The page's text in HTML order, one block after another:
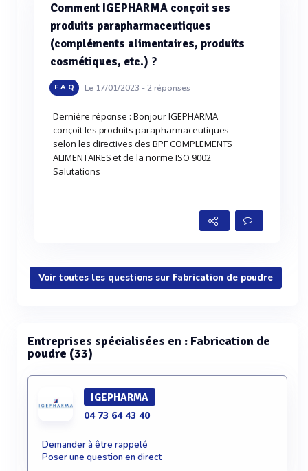
Comment IGEPHARMA conçoit ses
produits parapharmaceutiques
(compléments alimentaires, produits
cosmétiques, etc.) ?
F.A.Q Le 17/01/2023 -2réponses
Dernière réponse : Bonjour IGEPHARMA
conçoit les produits parapharmaceutiques
selon les directives des BPF COMPLEMENTS
ALIMENTAIRES et de la norme ISO 9002
Salutations
Voir toutes les questions sur Fabrication de poudre
Entreprises spécialisées en : Fabrication de
poudre (33)
IGEPHARMA
04 73 64 43 40
Demander à être rappelé
Poser une question en direct